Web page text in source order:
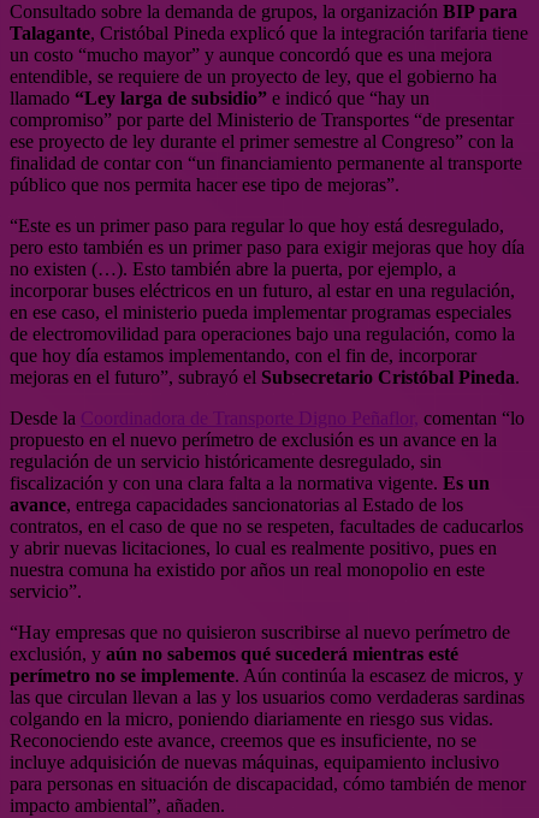
Consultado sobre la demanda de grupos, la organización BIP para
Talagante, Cristóbal Pineda explicó que la integración tarifaria tiene
un costo “mucho mayor” y aunque concordó que es una mejora
entendible, se requiere de un proyecto de ley, que el gobierno ha
llamado “Ley larga de subsidio” e indicó que “hay un
compromiso” por parte del Ministerio de Transportes “de presentar
ese proyecto de ley durante el primer semestre al Congreso” con la
finalidad de contar con “un financiamiento permanente al transporte
público que nos permita hacer ese tipo de mejoras”.
“Este es un primer paso para regular lo que hoy está desregulado,
pero esto también es un primer paso para exigir mejoras que hoy día
no existen (…). Esto también abre la puerta, por ejemplo, a
incorporar buses eléctricos en un futuro, al estar en una regulación,
en ese caso, el ministerio pueda implementar programas especiales
de electromovilidad para operaciones bajo una regulación, como la
que hoy día estamos implementando, con el fin de, incorporar
mejoras en el futuro”, subrayó el Subsecretario Cristóbal Pineda.
Desde la Coordinadora de Transporte Digno Peñaflor,
comentan “lo
propuesto en el nuevo perímetro de exclusión es un avance en la
regulación de un servicio históricamente desregulado, sin
fiscalización y con una clara falta a la normativa vigente. Es un
avance, entrega capacidades sancionatorias al Estado de los
contratos, en el caso de que no se respeten, facultades de caducarlos
y abrir nuevas licitaciones, lo cual es realmente positivo, pues en
nuestra comuna ha existido por años un real monopolio en este
servicio”.
“Hay empresas que no quisieron suscribirse al nuevo perímetro de
exclusión, y aún no sabemos qué sucederá mientras esté
perímetro no se implemente. Aún continúa la escasez de micros, y
las que circulan llevan a las y los usuarios como verdaderas sardinas
colgando en la micro, poniendo diariamente en riesgo sus vidas.
Reconociendo este avance, creemos que es insuficiente, no se
incluye adquisición de nuevas máquinas, equipamiento inclusivo
para personas en situación de discapacidad, cómo también de menor
impacto ambiental”, añaden.